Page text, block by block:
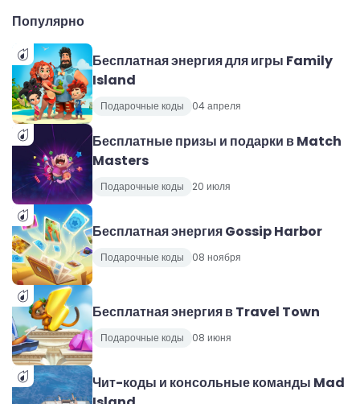
Популярно
Бесплатная энергия для игры Family
Island
Подарочные коды 04 апреля
Бесплатные призы и подарки в Match
Masters
Подарочные коды 20 июля
Бесплатная энергия Gossip Harbor
Подарочные коды 08 ноября
Бесплатная энергия в Travel Town
Подарочные коды 08 июня
Чит-коды и консольные команды Mad